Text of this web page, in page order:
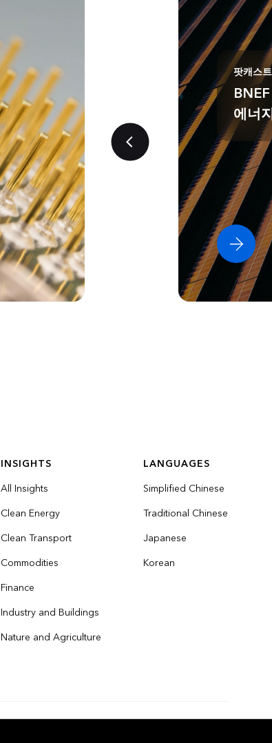
팟캐스트
에너
INSIGHTS
All Insights
Clean Energy
Clean Transport
Commodities
Finance
Industry and Buildings
Nature and Agriculture
LANGUAGES
Simplified Chinese
Traditional Chinese
Japanese
Korean